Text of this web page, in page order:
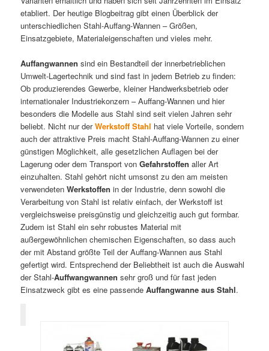
etabliert. Der heutige Blogbeitrag gibt einen Überblick der
unterschiedlichen Stahl-Auffang-Wannen – Größen,
Einsatzgebiete, Materialeigenschaften und vieles mehr.
Auffangwannen sind ein Bestandteil der innerbetrieblichen
Umwelt-Lagertechnik und sind fast in jedem Betrieb zu finden:
Ob produzierendes Gewerbe, kleiner Handwerksbetrieb oder
internationaler Industriekonzern – Auffang-Wannen und hier
besonders die Modelle aus Stahl sind seit vielen Jahren sehr
beliebt. Nicht nur derWerkstoff Stahl hat viele Vorteile, sondern
auch der attraktive Preis macht Stahl-Auffang-Wannen zu einer
günstigen Möglichkeit, alle gesetzlichen Auflagen bei der
Lagerung oder dem Transport vonGefahrstoffen aller Art
einzuhalten. Stahl gehört nicht umsonst zu den am meisten
verwendetenWerkstoffen in der Industrie, denn sowohl die
Verarbeitung von Stahl ist relativ einfach, der Werkstoff ist
vergleichsweise preisgünstig und gleichzeitig auch gut formbar.
Zudem ist Stahl ein sehr robustes Material mit
außergewöhnlichen chemischen Eigenschaften, so dass auch
der mit Abstand größte Teil der Auffang-Wannen aus Stahl
gefertigt wird. Entsprechend der Beliebtheit ist auch die Auswahl
der Stahl-Auffwangwannen sehr groß und für fast jeden
Einsatzweck gibt es eine passendeAuffangwanne aus Stahl.